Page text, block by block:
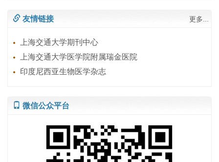
友情链接 更多...
上海交通大学期刊中心
上海交通大学医学院附属瑞金医院
印度尼西亚生物医学杂志
微信公众平台